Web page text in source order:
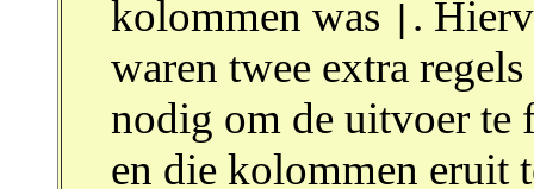
kolommen was | .
waren twee extra regels
nodig om de uitvoer te
en die kolommen eruit